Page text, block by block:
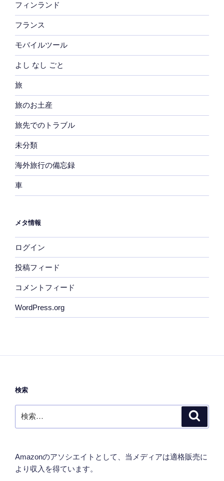
フィンランド
フランス
モバイルツール
よし なし ごと
旅
旅のお土産
旅先でのトラブル
未分類
海外旅行の備忘録
車
メタ情報
ログイン
投稿フィード
コメントフィード
WordPress.org
検索
索:
Amazonのアソシエイトとして、当メディアは適格販売に
より収入を得ています。